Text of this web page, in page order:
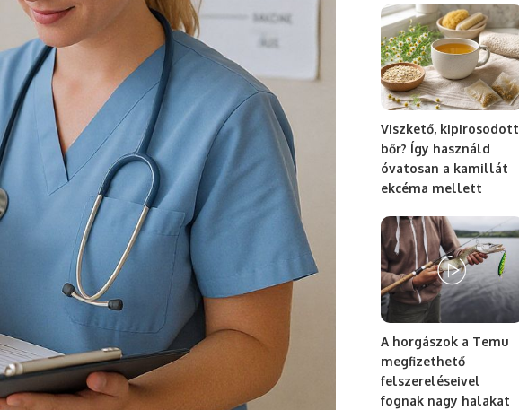
Viszkető, kipirosodott
bőr? Így használd
óvatosan a kamillát
ekcéma mellett
A horgászok a Temu
megfizethető
felszereléseivel
fognak nagy halakat